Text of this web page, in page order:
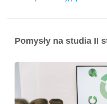
Pomysły na studia II